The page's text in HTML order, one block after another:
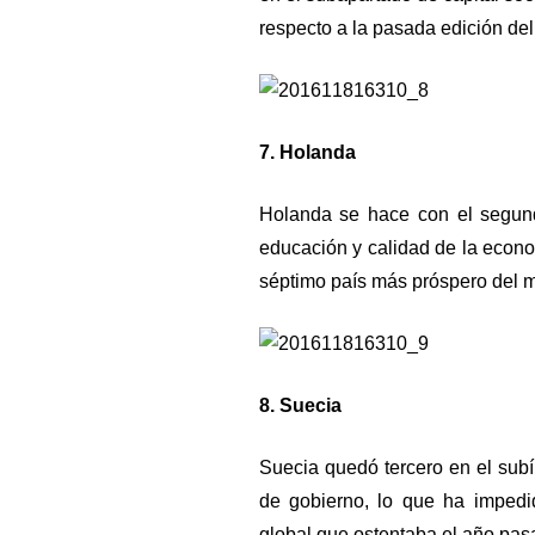
respecto a la pasada edición
7. Holanda
Holanda se hace con el
educación y calidad de la
séptimo país más próspero del
8. Suecia
Suecia quedó tercero en el
de gobierno, lo que ha